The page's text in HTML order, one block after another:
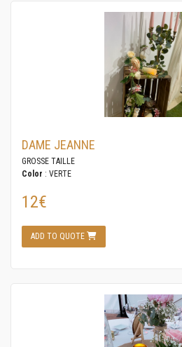
DAME JEANNE
GROSSE TAILLE
Color : VERTE
12€
ADD TO QUOTE